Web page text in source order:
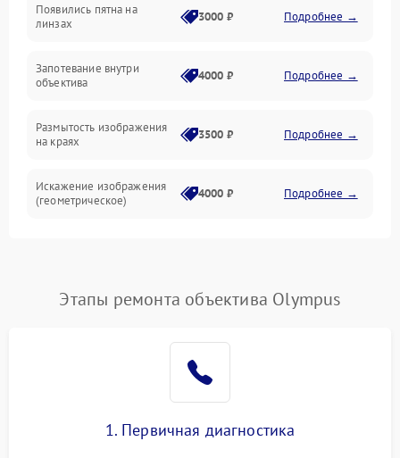
Появились пятна на
линзах
3000 ₽ Подробнее →
Запотевание внутри
объектива
4000 ₽ Подробнее →
Размытость изображения
на краях
3500 ₽ Подробнее →
Искажение изображения
(геометрическое)
4000 ₽ Подробнее →
Проблемы с резкостью
Этапы ремонта объектива Olympus
1. Первичная диагностика